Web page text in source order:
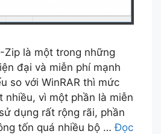
Zip là một trong những
đại và miễn phí mạnh
so với WinRAR thì mức
nhiều, vì một phần là miễn
dụng rất rộng rãi, phần
tốn quá nhiều bộ …Đọc